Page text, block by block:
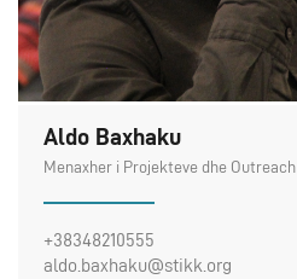
Aldo Baxhaku
Menaxher i Projekteve dhe Outreach
+38348210555
aldo.baxhaku@stikk.org